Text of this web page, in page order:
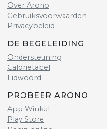
Over Arono
Gebruiksvoorwaarden
Privacybeleid
DE BEGELEIDING
Ondersteuning
Calorietabel
Lidwoord
PROBEER ARONO
App Winkel
Play Store